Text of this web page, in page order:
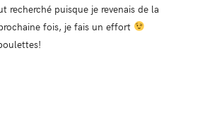
recherché puisque je revenais de la
fois, je fais un effort